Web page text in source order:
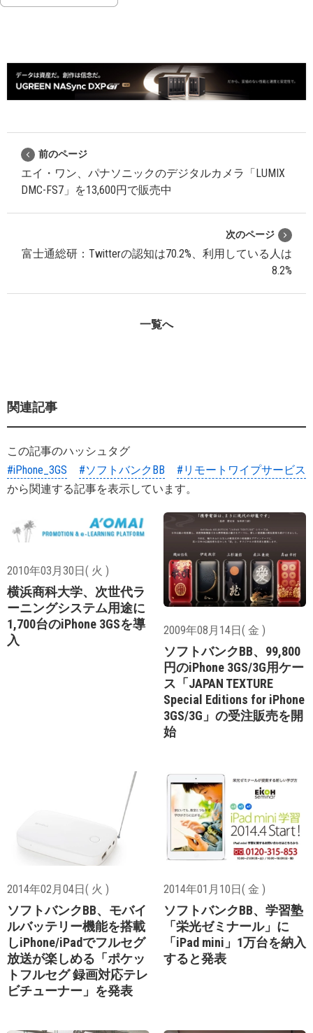
前のページ
エイ・ワン、パナソニックのデジタルカメラ「LUMIX
DMC-FS7」を13,600円で販売中
次のページ
富士通総研：Twitterの認知は70.2%、利用している人は
8.2%
一覧へ
関連記事
この記事のハッシュタグ
#iPhone_3GS
#ソフトバンクBB
#リモートワイプサービス
から関連する記事を表示しています。
2010年03月30日( 火 )
横浜商科大学、次世代ラ
ーニングシステム用途に
1,700台のiPhone 3GSを導
入
2009年08月14日( 金 )
ソフトバンクBB、99,800
円のiPhone 3GS/3G用ケー
ス「JAPAN TEXTURE
Special Editions for iPhone
3GS/3G」の受注販売を開
始
2014年02月04日( 火 )
ソフトバンクBB、モバイ
ルバッテリー機能を搭載
しiPhone/iPadでフルセグ
放送が楽しめる「ポケッ
トフルセグ 録画対応テレ
ビチューナー」を発表
2014年01月10日( 金 )
ソフトバンクBB、学習塾
「栄光ゼミナール」に
「iPad mini」1万台を納入
すると発表